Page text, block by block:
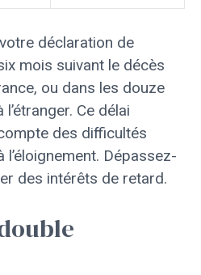
déclaration de
mois suivant le décès
ou dans les douze
Ce délai
des difficultés
Dépassez-
des intérêts de retard.